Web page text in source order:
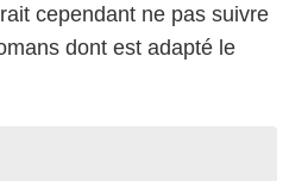
cependant ne pas suivre
dont est adapté le